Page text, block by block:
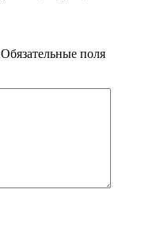
Обязательные поля